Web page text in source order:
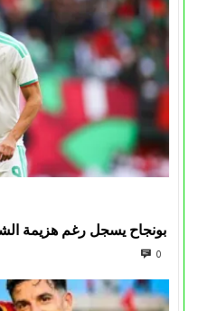
بونجاح يسجل رغم هزيمة
0